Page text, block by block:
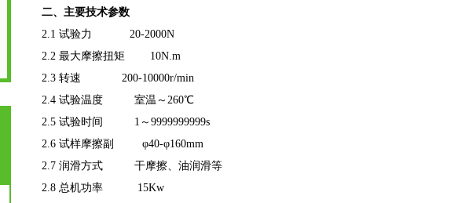
二、主要技术参数
2.1 试验力 20-2000N
2.2 最大摩擦扭矩 10N.m
2.3 转速 200-10000r/min
2.4 试验温度 室温～260℃
2.5 试验时间 1～9999999999s
2.6 试样摩擦副 φ40-φ160mm
2.7 润滑方式 干摩擦、油润滑等
2.8 总机功率 15Kw